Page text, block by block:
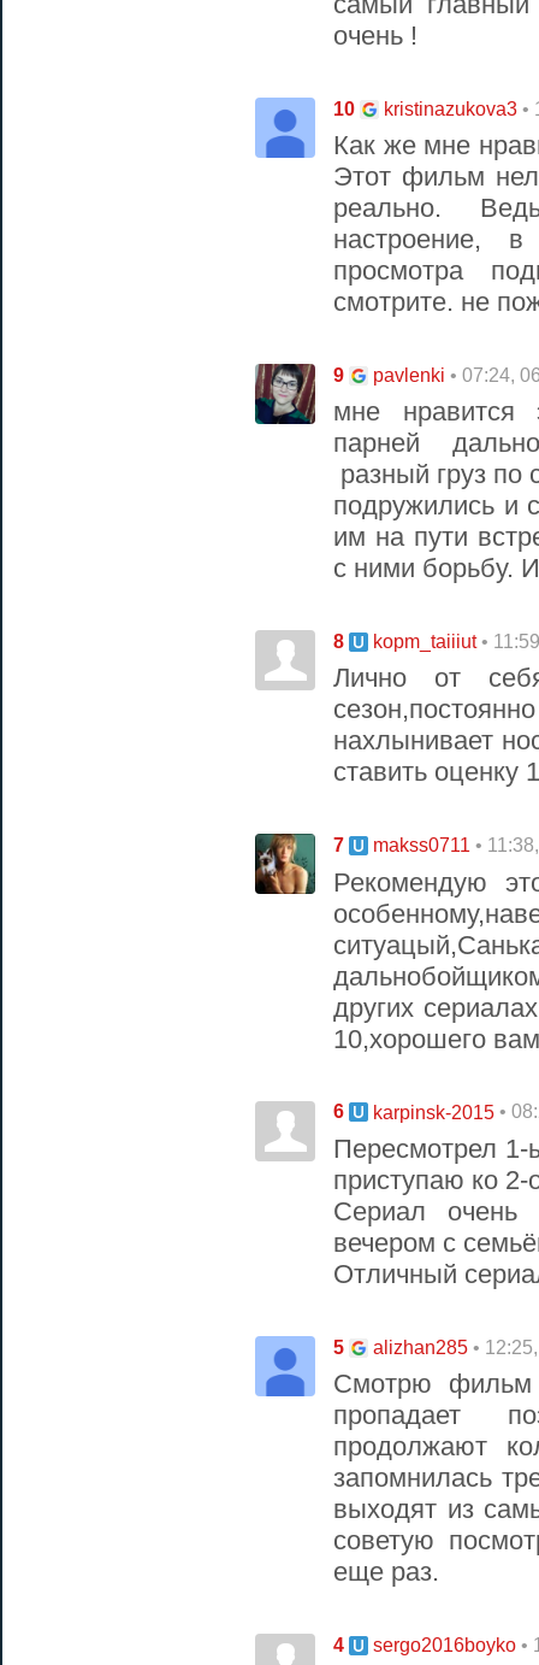
очень !
10 kristinazukova3 •
Как же мне
Этот фильм
реально.
настроение,
просмотра
смотрите. не
9 pavlenki • 07:24,
мне
парней
разный груз по
подружились и
им на пути
с ними борьбу.
8 kopm_taiiiut •
Лично от
нахлынивает
ставить оценку
7 makss0711 •
Рекомендую
других
10,хорошего
6 karpinsk-2015 •
Пересмотрел 1-
приступаю ко 2-
Сериал очень
вечером с
Отличный
5 alizhan285 •
Смотрю фильм
пропадает
продолжают
запомнилась
выходят из
советую
еще раз.
4 sergo2016boyko •